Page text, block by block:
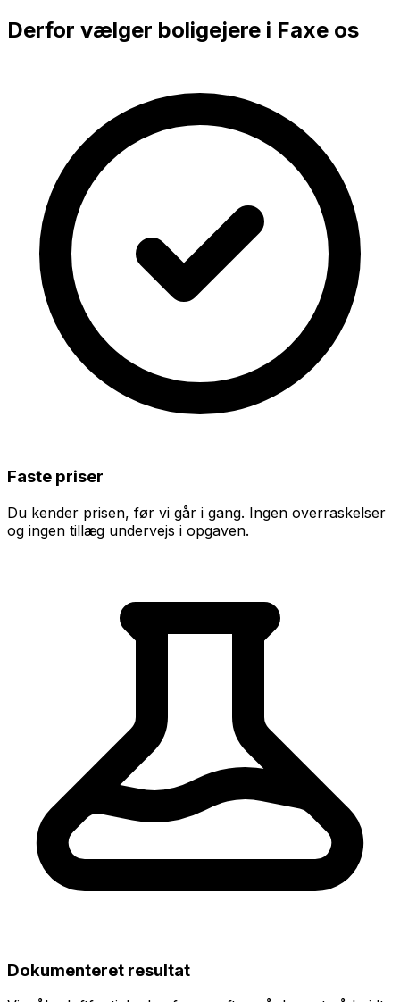
Derfor vælger boligejere i Faxe os
Faste priser
Du kender prisen, før vi går i gang. Ingen overraskelser
og ingen tillæg undervejs i opgaven.
Dokumenteret resultat